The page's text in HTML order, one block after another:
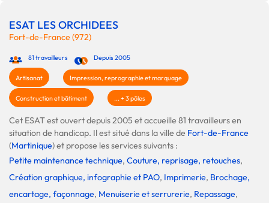
ESAT LES ORCHIDEES
Fort-de-France (972)
81 travailleurs Depuis 2005
Artisanat Impression, reprographie et marquage
Construction et bâtiment ... + 3 pôles
Cet ESAT est ouvert depuis 2005 et accueille 81 travailleurs en
situation de handicap. Il est situé dans la ville de Fort-de-France
(Martinique) et propose les services suivants :
Petite maintenance technique, Couture, reprisage, retouches,
Création graphique, infographie et PAO, Imprimerie, Brochage,
encartage, façonnage, Menuiserie et serrurerie, Repassage,